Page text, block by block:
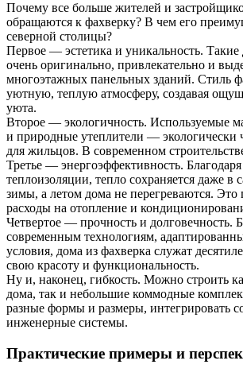
Почему все больше жителей и
обращаются к фахверку? В чем его
северной столицы?
Первое — эстетика и уникальность. Такие
очень оригинально, привлекательно и
многоэтажных панельных зданий. Стиль
уютную, теплую атмосферу, создавая
уюта.
Второе — экологичность. Используемые
и природные утеплители — экологически
для жильцов. В современном
Третье — энергоэффективность.
теплоизоляции, тепло сохраняется даже в
зимы, а летом дома не перегреваются. Это
расходы на отопление и
Четвертое — прочность и долговечность.
современным технологиям,
условия, дома из фахверка служат
свою красоту и функциональность.
Ну и, наконец, гибкость. Можно строить
дома, так и небольшие коммодные
разные формы и размеры, интегрировать
инженерные системы.
Практические примеры и